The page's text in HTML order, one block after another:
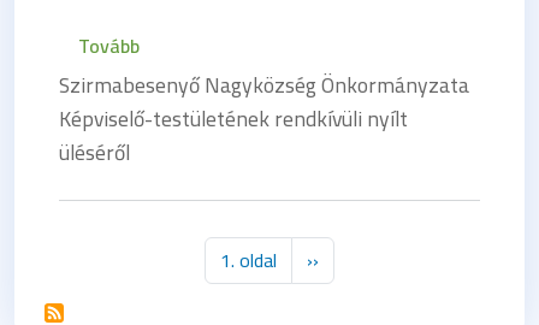
Tovább(205-26/2016.)
Szirmabesenyő Nagyközség Önkormányzata
Képviselő-testületének rendkívüli nyílt
üléséről
Oldalszámozás1. oldal Következő oldal
››